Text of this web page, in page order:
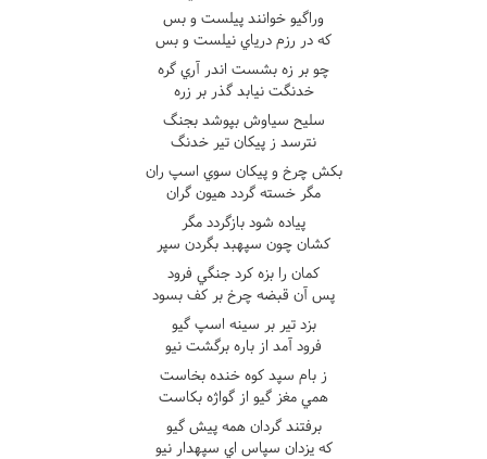
وراگيو خوانند پيلست و بس
که در رزم درياي نيلست و بس
چو بر زه بشست اندر آري گره
خدنگت نيابد گذر بر زره
سليح سياوش بپوشد بجنگ
نترسد ز پيکان تير خدنگ
بکش چرخ و پيکان سوي اسپ ران
مگر خسته گردد هيون گران
پياده شود بازگردد مگر
کشان چون سپهبد بگردن سپر
کمان را بزه کرد جنگي فرود
پس آن قبضه چرخ بر کف بسود
بزد تير بر سينه اسپ گيو
فرود آمد از باره برگشت نيو
ز بام سپد کوه خنده بخاست
همي مغز گيو از گواژه بکاست
برفتند گردان همه پيش گيو
که يزدان سپاس اي سپهدار نيو